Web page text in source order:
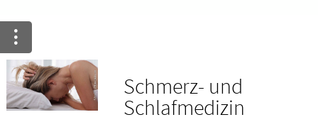
Krankheiten & Therapie
GESUND IM ALTER
WELLNESS
Schmerz- und
Schlafmedizin